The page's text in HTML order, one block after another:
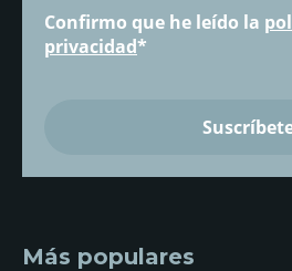
Confirmo que he leído la
privacidad*
Más populares